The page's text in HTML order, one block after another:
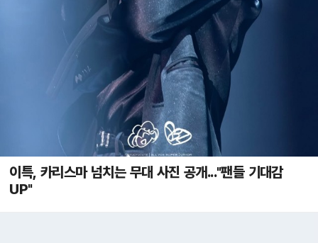
이특, 카리스마 넘치는 무대 사진 공개..."팬들 기대감
UP"